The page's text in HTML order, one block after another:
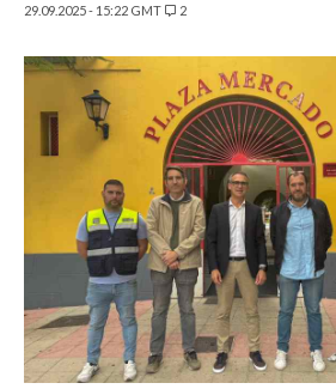
29.09.2025 - 15:22 GMT
2